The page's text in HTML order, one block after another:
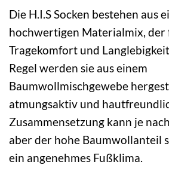
Die H.I.S Socken bestehen aus
hochwertigen Materialmix, der
Tragekomfort und
Regel werden sie aus einem
Baumwollmischgewebe
atmungsaktiv und
Zusammensetzung kann je
aber der hohe Baumwollanteil
ein angenehmes Fußklima.